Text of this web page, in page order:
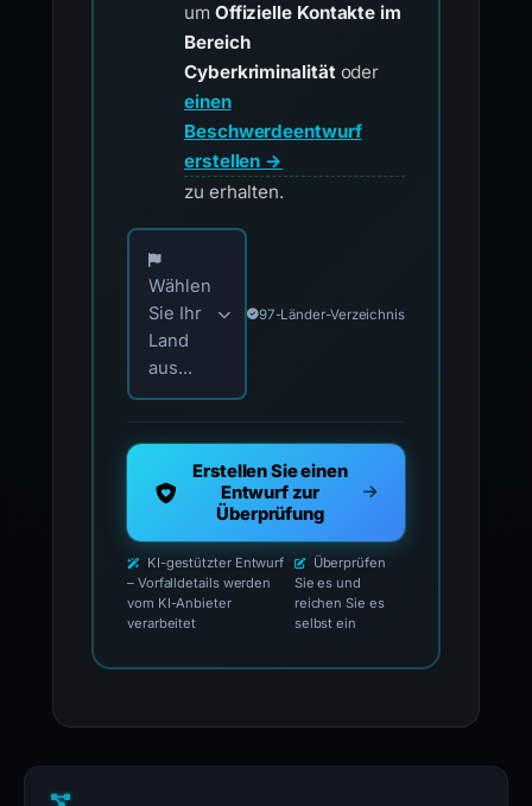
um Offizielle Kontakte im
Bereich
Cyberkriminalitätoder
einen
Beschwerdeentwurf
erstellen →
zu erhalten.
Wählen Sie Ihr Land für offizielle
Wählen
Sie Ihr
Land
aus...
97-Länder-Verzeichnis
Erstellen Sie einen
Entwurf zur
Überprüfung
KI-gestützter Entwurf
– Vorfalldetails werden
vom KI-Anbieter
verarbeitet
Überprüfen
Sie es und
reichen Sie es
selbst ein